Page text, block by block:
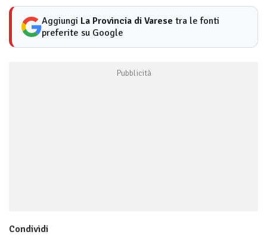
Aggiungi La Provincia di Varese tra le fonti
preferite su Google
Condividi